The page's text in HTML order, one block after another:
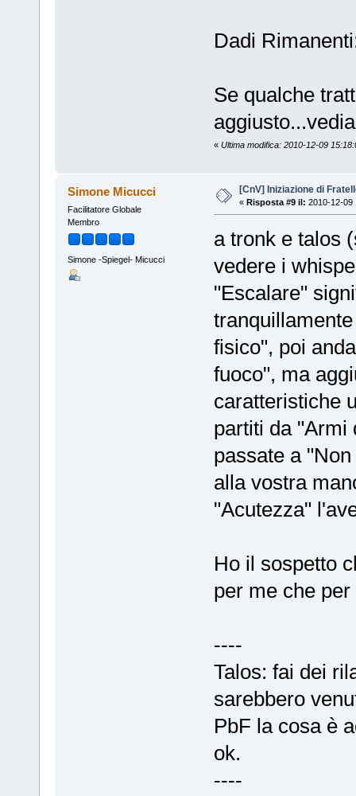
Dadi
Se qualche
« Ultima modifica: 2010-12-09
Simone Micucci
Facilitatore Globale
Membro
Simone -Spiegel- Micucci
[CnV] Iniziazione di
« Risposta #9 il: 2010-12-09
a tronk e talos
vedere i
"Escalare"
fisico", poi
fuoco", ma
caratteristiche
partiti da "Armi
passate a
alla vostra
"Acutezza"
Ho il sospetto
per me che
----
Talos: fai dei
sarebbero
PbF la cosa è
ok.
----